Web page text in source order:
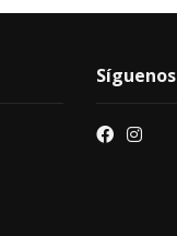
Síguenos